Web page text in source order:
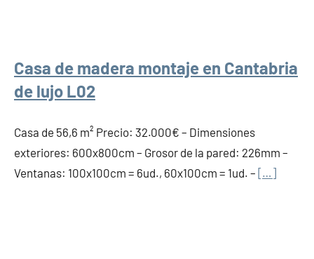
Casa de madera montaje en Cantabria
de lujo L02
Casa de 56,6 m² Precio: 32.000€ – Dimensiones
exteriores: 600x800cm – Grosor de la pared: 226mm –
Ventanas: 100x100cm = 6ud., 60x100cm = 1ud. – […]